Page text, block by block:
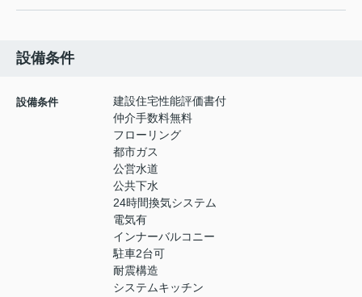
設備条件
設備条件
建設住宅性能評価書付
仲介手数料無料
フローリング
都市ガス
公営水道
公共下水
24時間換気システム
電気有
インナーバルコニー
駐車2台可
耐震構造
システムキッチン